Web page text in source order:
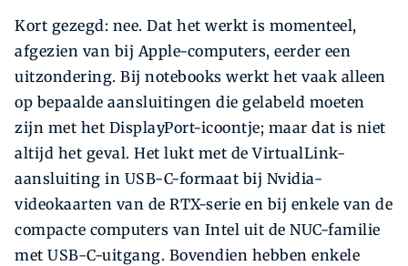
Kort gezegd: nee. Dat het werkt is momenteel,
afgezien van bij Apple-computers, eerder een
uitzondering. Bij notebooks werkt het vaak alleen
op bepaalde aansluitingen die gelabeld moeten
zijn met het DisplayPort-icoontje; maar dat is niet
altijd het geval. Het lukt met de VirtualLink-
aansluiting in USB-C-formaat bij Nvidia-
videokaarten van de RTX-serie en bij enkele van de
compacte computers van Intel uit de NUC-familie
met USB-C-uitgang. Bovendien hebben enkele